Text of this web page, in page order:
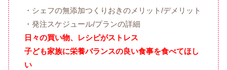
・シェフの無添加つくりおきのメリット/デメリット
・発注スケジュール/プランの詳細
日々の買い物、
レシピがストレス
子ども家族に栄養バランスの良い食事を食べてほし
い